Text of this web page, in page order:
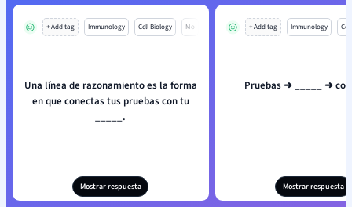
+ Add tag Immunology Cell Biology Mo
Una línea de razonamiento es la forma
en que conectas tus pruebas con tu
_____.
Mostrar respuesta
+ Add tag Immunology
Pruebas ➜ _____ ➜
Mostrar respuesta